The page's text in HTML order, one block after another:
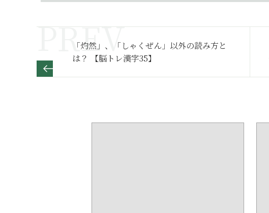
「灼然」、「しゃくぜん」以外の読み方と
は？ 【脳トレ漢字35】